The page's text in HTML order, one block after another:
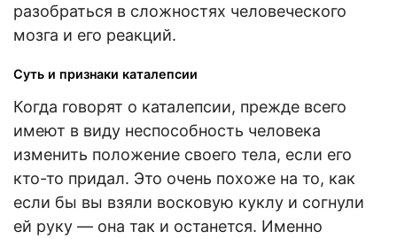
разобраться в сложностях человеческого
мозга и его реакций.
Суть и признаки каталепсии
Когда говорят о каталепсии, прежде всего
имеют в виду неспособность человека
изменить положение своего тела, если его
кто-то придал. Это очень похоже на то, как
если бы вы взяли восковую куклу и согнули
ей руку — она так и останется. Именно